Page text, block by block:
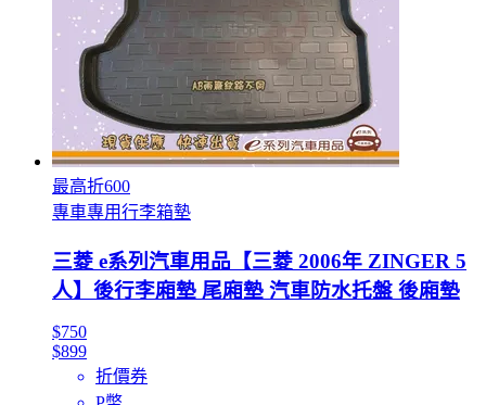
最高折600
專車專用行李箱墊
三菱 e系列汽車用品【三菱 2006年 ZINGER 5
人】後行李廂墊 尾廂墊 汽車防水托盤 後廂墊
$750
$899
折價券